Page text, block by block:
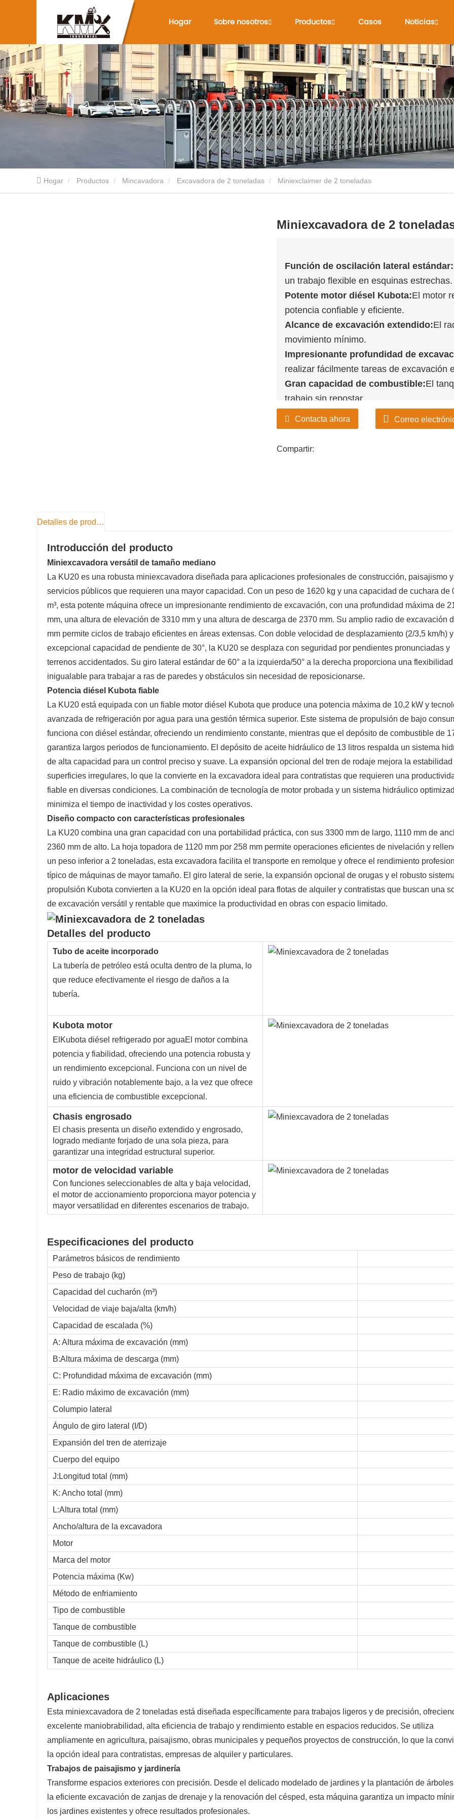
Hogar Sobre nosotros Productos Casos Noticias
Hogar Productos Mincavadora Excavadora de 2 toneladas Miniexclaimer de 2 toneladas
Miniexcavadora de 2
Función de oscilación lateral estándar:
un trabajo flexible en esquinas estrechas.
Potente motor diésel Kubota:El motor
potencia confiable y eficiente.
Alcance de excavación extendido:El
movimiento mínimo.
Impresionante profundidad de
realizar fácilmente tareas de excavación
Gran capacidad de combustible:El
trabajo sin repostar.
Contacta ahora Correo
Compartir:
Detalles de producto
Introducción del producto
Miniexcavadora versátil de tamaño mediano
La KU20 es una robusta miniexcavadora diseñada para aplicaciones profesionales de construcción, paisajismo y
servicios públicos que requieren una mayor capacidad. Con un peso de 1620 kg y una capacidad de cuchara de
m³, esta potente máquina ofrece un impresionante rendimiento de excavación, con una profundidad máxima de
mm, una altura de elevación de 3310 mm y una altura de descarga de 2370 mm. Su amplio radio de excavación
mm permite ciclos de trabajo eficientes en áreas extensas. Con doble velocidad de desplazamiento (2/3,5 km/h)
excepcional capacidad de pendiente de 30°, la KU20 se desplaza con seguridad por pendientes pronunciadas y
terrenos accidentados. Su giro lateral estándar de 60° a la izquierda/50° a la derecha proporciona una flexibilidad
inigualable para trabajar a ras de paredes y obstáculos sin necesidad de reposicionarse.
Potencia diésel Kubota fiable
La KU20 está equipada con un fiable motor diésel Kubota que produce una potencia máxima de 10,2 kW y
avanzada de refrigeración por agua para una gestión térmica superior. Este sistema de propulsión de bajo
funciona con diésel estándar, ofreciendo un rendimiento constante, mientras que el depósito de combustible de
garantiza largos periodos de funcionamiento. El depósito de aceite hidráulico de 13 litros respalda un sistema
de alta capacidad para un control preciso y suave. La expansión opcional del tren de rodaje mejora la estabilidad
superficies irregulares, lo que la convierte en la excavadora ideal para contratistas que requieren una
fiable en diversas condiciones. La combinación de tecnología de motor probada y un sistema hidráulico
minimiza el tiempo de inactividad y los costes operativos.
Diseño compacto con características profesionales
La KU20 combina una gran capacidad con una portabilidad práctica, con sus 3300 mm de largo, 1110 mm de
2360 mm de alto. La hoja topadora de 1120 mm por 258 mm permite operaciones eficientes de nivelación y
un peso inferior a 2 toneladas, esta excavadora facilita el transporte en remolque y ofrece el rendimiento
típico de máquinas de mayor tamaño. El giro lateral de serie, la expansión opcional de orugas y el robusto
propulsión Kubota convierten a la KU20 en la opción ideal para flotas de alquiler y contratistas que buscan una
de excavación versátil y rentable que maximice la productividad en obras con espacio limitado.
Detalles del producto
Tubo de aceite incorporado
La tubería de petróleo está oculta dentro de la pluma, lo
que reduce efectivamente el riesgo de daños a la
tubería.
Kubota motor
El Kubota diésel refrigerado por aguaEl motor combina
potencia y fiabilidad, ofreciendo una potencia robusta y
un rendimiento excepcional. Funciona con un nivel de
ruido y vibración notablemente bajo, a la vez que ofrece
una eficiencia de combustible excepcional.
Chasis engrosado
El chasis presenta un diseño extendido y engrosado,
logrado mediante forjado de una sola pieza, para
garantizar una integridad estructural superior.
motor de velocidad variable
Con funciones seleccionables de alta y baja velocidad,
el motor de accionamiento proporciona mayor potencia y
mayor versatilidad en diferentes escenarios de trabajo.
Especificaciones del producto
Parámetros básicos de rendimiento
Peso de trabajo (kg)
Capacidad del cucharón (m³)
Velocidad de viaje baja/alta (km/h)
Capacidad de escalada (%)
A: Altura máxima de excavación (mm)
B:Altura máxima de descarga (mm)
C: Profundidad máxima de excavación (mm)
E: Radio máximo de excavación (mm)
Columpio lateral
Ángulo de giro lateral (I/D)
Expansión del tren de aterrizaje
Cuerpo del equipo
J:Longitud total (mm)
K: Ancho total (mm)
L:Altura total (mm)
Ancho/altura de la excavadora
Motor
Marca del motor
Potencia máxima (Kw)
Método de enfriamiento
Tipo de combustible
Tanque de combustible
Tanque de combustible (L)
Tanque de aceite hidráulico (L)
Aplicaciones
Esta miniexcavadora de 2 toneladas está diseñada específicamente para trabajos ligeros y de precisión,
excelente maniobrabilidad, alta eficiencia de trabajo y rendimiento estable en espacios reducidos. Se utiliza
ampliamente en agricultura, paisajismo, obras municipales y pequeños proyectos de construcción, lo que la
la opción ideal para contratistas, empresas de alquiler y particulares.
Trabajos de paisajismo y jardinería
Transforme espacios exteriores con precisión. Desde el delicado modelado de jardines y la plantación de
la eficiente excavación de zanjas de drenaje y la renovación del césped, esta máquina garantiza un impacto
los jardines existentes y ofrece resultados profesionales.